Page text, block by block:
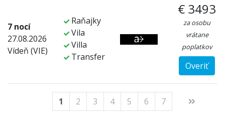
7 nocí
27.08.2026
Vídeň (VIE)
Raňajky
Vila
Villa
Transfer
€ 3493
za osobu
vrátane
poplatkov
Overiť
1 2 3 4 5 6 7